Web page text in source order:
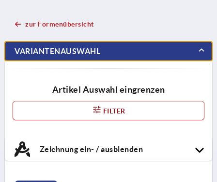
zur Formenübersicht
VARIANTENAUSWAHL
Artikel Auswahl eingrenzen
FILTER
Zeichnung ein- / ausblenden